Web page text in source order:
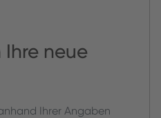
neue
Ihrer Angaben